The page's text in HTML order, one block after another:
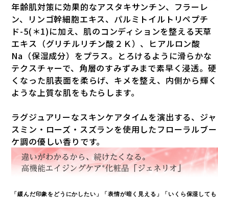
年齢肌対策に効果的なアスタキサンチン、フラーレ
ン、リンゴ幹細胞エキス、パルミトイルトリペプチ
ド-5(＊1)に加え、肌のコンディションを整える天草
エキス（グリチルリチン酸２Ｋ）、ヒアルロン酸
Na（保湿成分）をプラス。とろけるように滑らかな
テクスチャーで、角層のすみずみまで素早く浸透。硬
くなった肌表面を柔らげ、キメを整え、内側から輝く
ような上質な肌をもたらします。
ラグジュアリーなスキンケアタイムを演出する、ジャ
スミン・ローズ・スズランを使用したフローラルブー
ケ調の優しい香りです。
「緩んだ印象をどうにかしたい」「表情が暗く見える」「いくら保湿しても